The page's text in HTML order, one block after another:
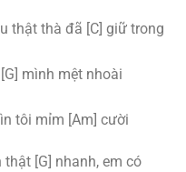
thật thà đã [C] giữ trong
[G] mình mệt nhoài
tôi mỉm [Am] cười
thật [G] nhanh, em có